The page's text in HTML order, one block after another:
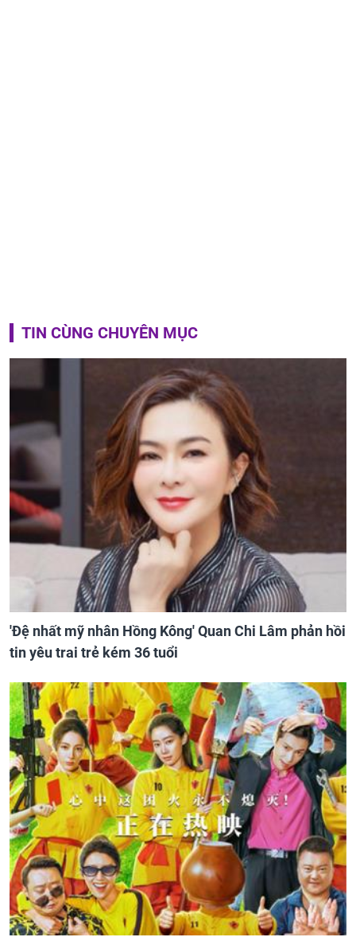
TIN CÙNG CHUYÊN MỤC
'Đệ nhất mỹ nhân Hồng Kông' Quan Chi Lâm phản hồi
tin yêu trai trẻ kém 36 tuổi